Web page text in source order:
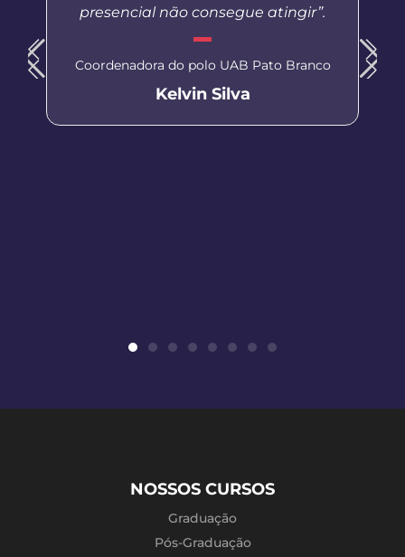
presencial não consegue atingir”.
Coordenadora do polo UAB Pato Branco
Kelvin Silva
NOSSOS CURSOS
Graduação
Pós-Graduação